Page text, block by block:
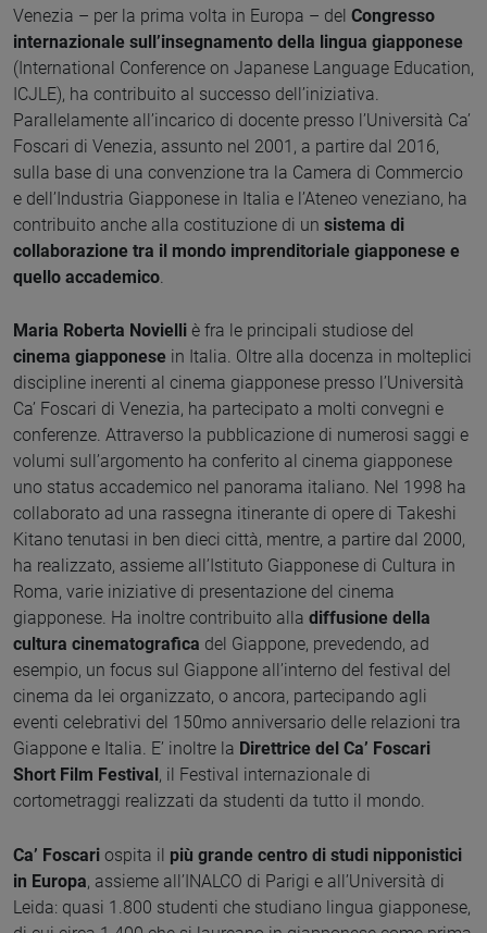
Venezia – per la prima volta in Europa – del Congresso
internazionale sull’insegnamento della lingua giapponese
(International Conference on Japanese Language Education,
ICJLE), ha contribuito al successo dell’iniziativa.
Parallelamente all’incarico di docente presso l’Università Ca’
Foscari di Venezia, assunto nel 2001, a partire dal 2016,
sulla base di una convenzione tra la Camera di Commercio
e dell’Industria Giapponese in Italia e l’Ateneo veneziano, ha
contribuito anche alla costituzione di un sistema di
collaborazione tra il mondo imprenditoriale giapponese e
quello accademico
Maria Roberta Novielli è fra le principali studiose del
cinema giapponese in Italia. Oltre alla docenza in molteplici
discipline inerenti al cinema giapponese presso l’Università
Ca’ Foscari di Venezia, ha partecipato a molti convegni e
conferenze. Attraverso la pubblicazione di numerosi saggi e
volumi sull’argomento ha conferito al cinema giapponese
uno status accademico nel panorama italiano. Nel 1998 ha
collaborato ad una rassegna itinerante di opere di Takeshi
Kitano tenutasi in ben dieci città, mentre, a partire dal 2000,
ha realizzato, assieme all’Istituto Giapponese di Cultura in
Roma, varie iniziative di presentazione del cinema
giapponese. Ha inoltre contribuito alla diffusione della
cultura cinematografica del Giappone, prevedendo, ad
esempio, un focus sul Giappone all’interno del festival del
cinema da lei organizzato, o ancora, partecipando agli
eventi celebrativi del 150mo anniversario delle relazioni tra
Giappone e Italia. E’ inoltre la Direttrice del Ca’ Foscari
Short Film Festival , il Festival internazionale di
cortometraggi realizzati da studenti da tutto il mondo.
Ca’ Foscari ospita il più grande centro di studi nipponistici
in Europa, assieme all’INALCO di Parigi e all’Università di
Leida: quasi 1.800 studenti che studiano lingua giapponese,